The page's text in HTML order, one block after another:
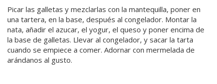
Picar las galletas y mezclarlas con la mantequilla, poner en
una tartera, en la base, después al congelador. Montar la
nata, añadir el azucar, el yogur, el queso y poner encima de
la base de galletas. Llevar al congelador, y sacar la tarta
cuando se empiece a comer. Adornar con mermelada de
arándanos al gusto.